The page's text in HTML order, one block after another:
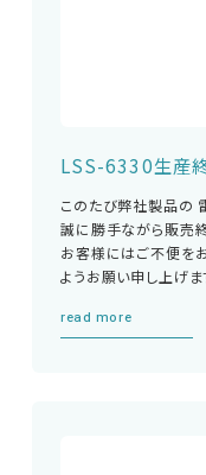
LSS-6330生産
このたび弊社製品の
誠に勝手ながら販売
お客様にはご不便を
ようお願い申し上げ
read more